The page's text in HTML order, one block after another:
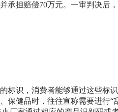
承担赔偿70万元。一审判决后
标识，消费者能够通过这些标
保健品时，往往宣称需要进行“